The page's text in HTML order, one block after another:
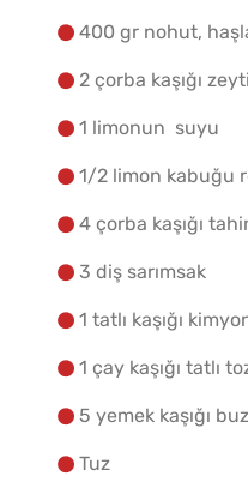
400 gr nohut,
2 çorba kaşığı
1 limonun suyu
1/2 limon kabuğu
4 çorba kaşığı
3 diş sarımsak
1 tatlı kaşığı
1 çay kaşığı tatlı
5 yemek kaşığı
Tuz